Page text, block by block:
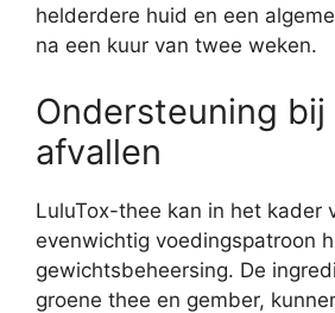
helderdere huid en een
na een kuur van twee weken.
Ondersteuning bij
afvallen
LuluTox-thee kan in het kader
evenwichtig voedingspatroon
gewichtsbeheersing. De
groene thee en gember,